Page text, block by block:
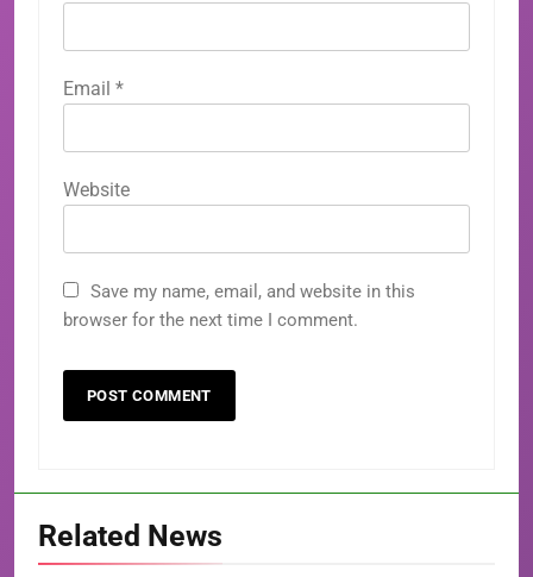
Email *
Website
Save my name, email, and website in this
browser for the next time I comment.
Related News